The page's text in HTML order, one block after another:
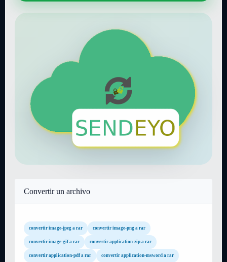
Convertir un archivo
convertir image-jpeg a rar convertir image-png a rar
convertir image-gif a rar convertir application-zip a rar
convertir application-pdf a rar convertir application-msword a rar